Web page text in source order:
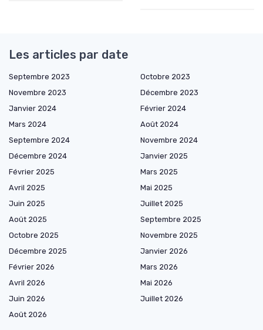
Les articles par date
Septembre 2023
Octobre 2023
Novembre 2023
Décembre 2023
Janvier 2024
Février 2024
Mars 2024
Août 2024
Septembre 2024
Novembre 2024
Décembre 2024
Janvier 2025
Février 2025
Mars 2025
Avril 2025
Mai 2025
Juin 2025
Juillet 2025
Août 2025
Septembre 2025
Octobre 2025
Novembre 2025
Décembre 2025
Janvier 2026
Février 2026
Mars 2026
Avril 2026
Mai 2026
Juin 2026
Juillet 2026
Août 2026